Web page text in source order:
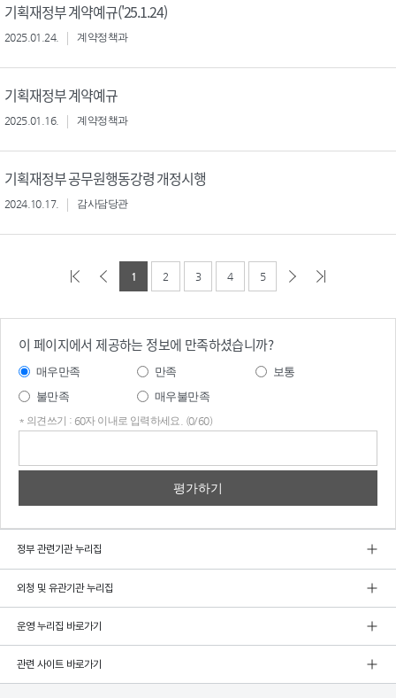
기획재정부 계약예규('25.1.24)
2025.01.24. 계약정책과
기획재정부 계약예규
2025.01.16. 계약정책과
기획재정부 공무원행동강령 개정시행
2024.10.17. 감사담당관
1 2 3 4 5
이 페이지에서 제공하는 정보에 만족하셨습니까?
매우만족 만족
보통
불만족
매우불만족
* 의견쓰기 : 60자 이내로 입력하세요. (0/60)
정부 관련기관 누리집
외청 및 유관기관 누리집
운영 누리집 바로가기
관련 사이트 바로가기